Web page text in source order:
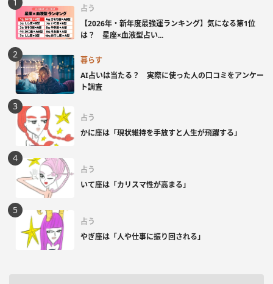
占う
【2026年・新年度最強運ランキング】気になる第1位
は？ 星座×血液型占い...
暮らす
AI占いは当たる？ 実際に使った人の口コミをアンケー
ト調査
占う
かに座は「現状維持を手放すと人生が飛躍する」
占う
いて座は「カリスマ性が高まる」
占う
やぎ座は「人や仕事に振り回される」